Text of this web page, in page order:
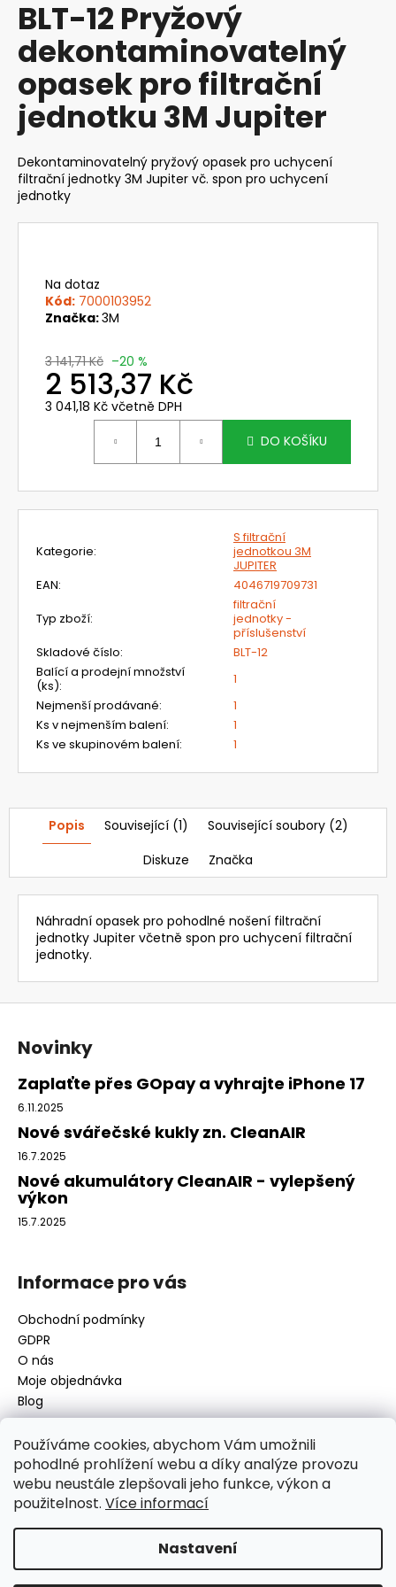
Používáme cookies, abychom Vám umožnili
pohodlné prohlížení webu a díky analýze provozu
webu neustále zlepšovali jeho funkce, výkon a
použitelnost. Více informací
Nastavení
produktu
je
0,0
z
5
hvězdiček.
BLT-12 Pryžový
dekontaminovatelný
opasek pro filtrační
jednotku 3M Jupiter
Dekontaminovatelný pryžový opasek pro uchycení
filtrační jednotky 3M Jupiter vč. spon pro uchycení
jednotky
Na dotaz
Kód: 7000103952
Značka:3M
3 141,71 Kč –20 %
2 513,37 Kč
3 041,18 Kč včetně DPH
DO KOŠÍKU
Kategorie:
S filtrační
jednotkou 3M
JUPITER
EAN:
4046719709731
Typ zboží:
filtrační
jednotky -
příslušenství
Skladové číslo:
BLT-12
Balící a prodejní množství
(ks):
1
Nejmenší prodávané:
1
Ks v nejmenším balení:
1
Ks ve skupinovém balení: 1
Popis Související (1)
Související soubory (2)
Diskuze
Značka
Náhradní opasek pro pohodlné nošení filtrační
jednotky Jupiter včetně spon pro uchycení filtrační
jednotky.
a
j
í
t
?
e
NEHOŘLAVÉ
KALHOTY
LACL
JAKUB
Kč
Z
Novinky
Zaplaťte přes GOpay a vyhrajte iPhone 17
6.11.2025
Nové svářečské kukly zn. CleanAIR
16.7.2025
Nové akumulátory CleanAIR - vylepšený
výkon
15.7.2025
Informace pro vás
Obchodní podmínky
GDPR
O nás
Moje objednávka
Blog
Kontakt
disamsafety@disamsafety.cz
596 624 947
Sledujte nás na Facebooku